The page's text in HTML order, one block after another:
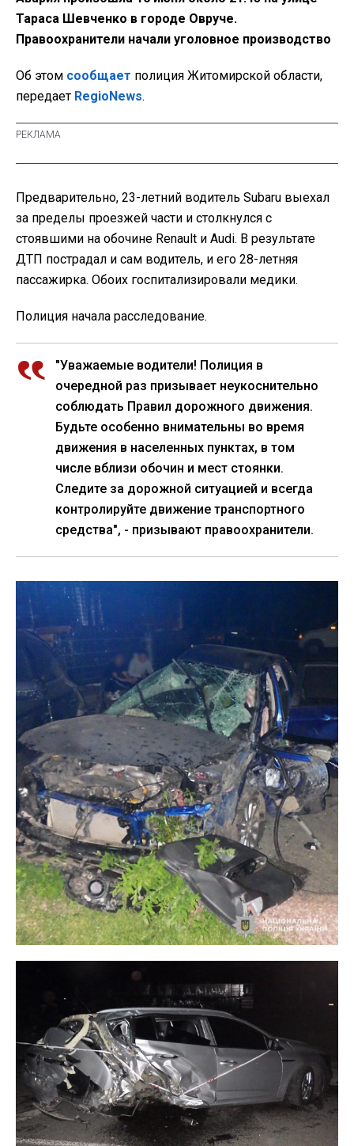
Тараса Шевченко в городе Овруче.
Правоохранители начали уголовное производство
Об этом сообщает полиция Житомирской области,
передает RegioNews.
Предварительно, 23-летний водитель Subaru выехал
за пределы проезжей части и столкнулся с
стоявшими на обочине Renault и Audi. В результате
ДТП пострадал и сам водитель, и его 28-летняя
пассажирка. Обоих госпитализировали медики.
Полиция начала расследование.
"Уважаемые водители! Полиция в
очередной раз призывает неукоснительно
соблюдать Правил дорожного движения.
Будьте особенно внимательны во время
движения в населенных пунктах, в том
числе вблизи обочин и мест стоянки.
Следите за дорожной ситуацией и всегда
контролируйте движение транспортного
средства", - призывают правоохранители.